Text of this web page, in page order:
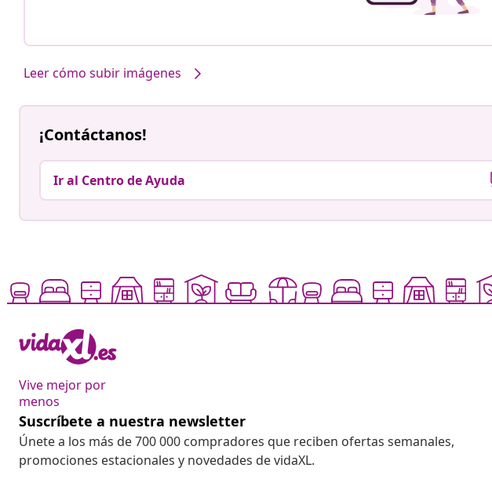
Leer cómo subir imágenes
¡Contáctanos!
Ir al Centro de Ayuda
Vive mejor por
menos
Suscríbete a nuestra newsletter
Únete a los más de 700 000 compradores que reciben ofertas semanales,
promociones estacionales y novedades de vidaXL.